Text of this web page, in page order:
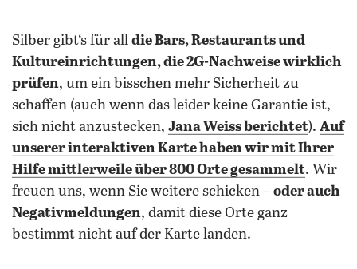
Silber gibt‘s für all die Bars, Restaurants und
Kultureinrichtungen, die 2G-Nachweise wirklich
prüfen, um ein bisschen mehr Sicherheit zu
schaffen (auch wenn das leider keine Garantie ist,
sich nicht anzustecken, Jana Weiss berichtet). Auf
unserer interaktiven Karte haben wir mit Ihrer
Hilfe mittlerweile über 800 Orte gesammelt. Wir
freuen uns, wenn Sie weitere schicken – oder auch
Negativmeldungen, damit diese Orte ganz
bestimmt nicht auf der Karte landen.